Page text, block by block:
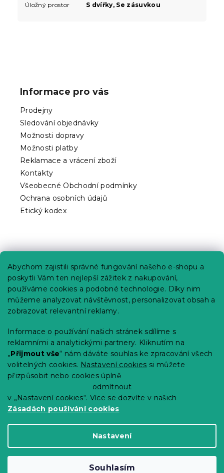
Abychom zajistili správné fungování našeho e-shopu a
poskytli Vám ten nejlepší zážitek z nakupování,
používáme cookies a podobné technologie. Díky nim
můžeme analyzovat návštěvnost, personalizovat obsah a
zobrazovat relevantní reklamy.
Informace o používání našich stránek sdílíme s
reklamními a analytickými partnery. Kliknutím na
„Přijmout vše“ nám dáváte souhlas ke zpracování všech
volitelných cookies. Nastavení cookies si můžete
přizpůsobit nebo cookies úplně
odmítnout
v „Nastavení cookies“. Více se dozvíte v našich
Zásadách používání cookies
Nastavení
Souhlasím
Úložný prostor
S dvířky, Se zásuvkou
Informace pro vás
Prodejny
Sledování objednávky
Možnosti dopravy
Možnosti platby
Reklamace a vrácení zboží
Kontakty
Všeobecné Obchodní podmínky
Ochrana osobních údajů
Etický kodex
Kariéra
Poptávky a B2B spolupráce
Proč se u nás registrovat?
Věrnostní program - Sleva až 10 %
Návody
Tabulky velikostí
Blog
Copyright 2026Výprodej povlečení. Všechna
práva vyhrazena.Upravit nastavení cookies